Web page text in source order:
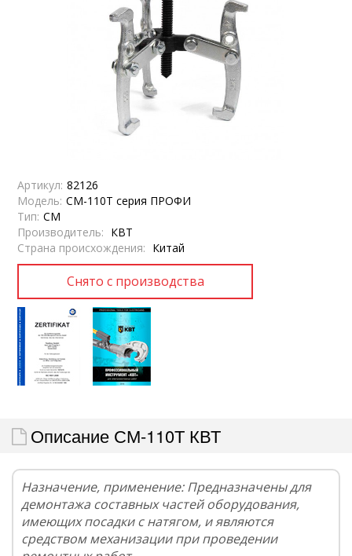
Артикул: 82126
Модель: СМ-110Т серия ПРОФИ
Тип: СМ
Производитель: КВТ
Страна происхождения: Китай
Описание СМ-110Т КВТ
Назначение, применение: Предназначены для
демонтажа составных частей оборудования,
имеющих посадки с натягом, и являются
средством механизации при проведении